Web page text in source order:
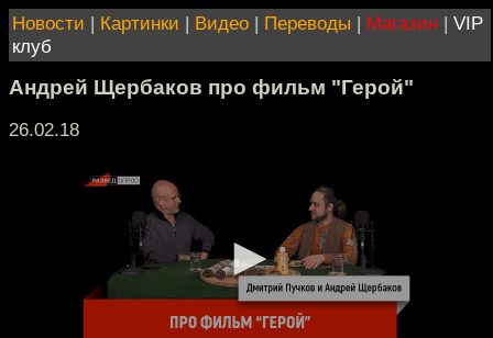
Новости | Картинки | Видео | Переводы | Магазин | VIP
клуб
Андрей Щербаков про фильм "Герой"
26.02.18